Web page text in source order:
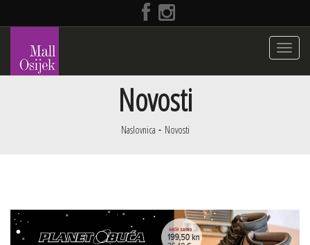
Toggle
Novosti
Naslovnica Novosti